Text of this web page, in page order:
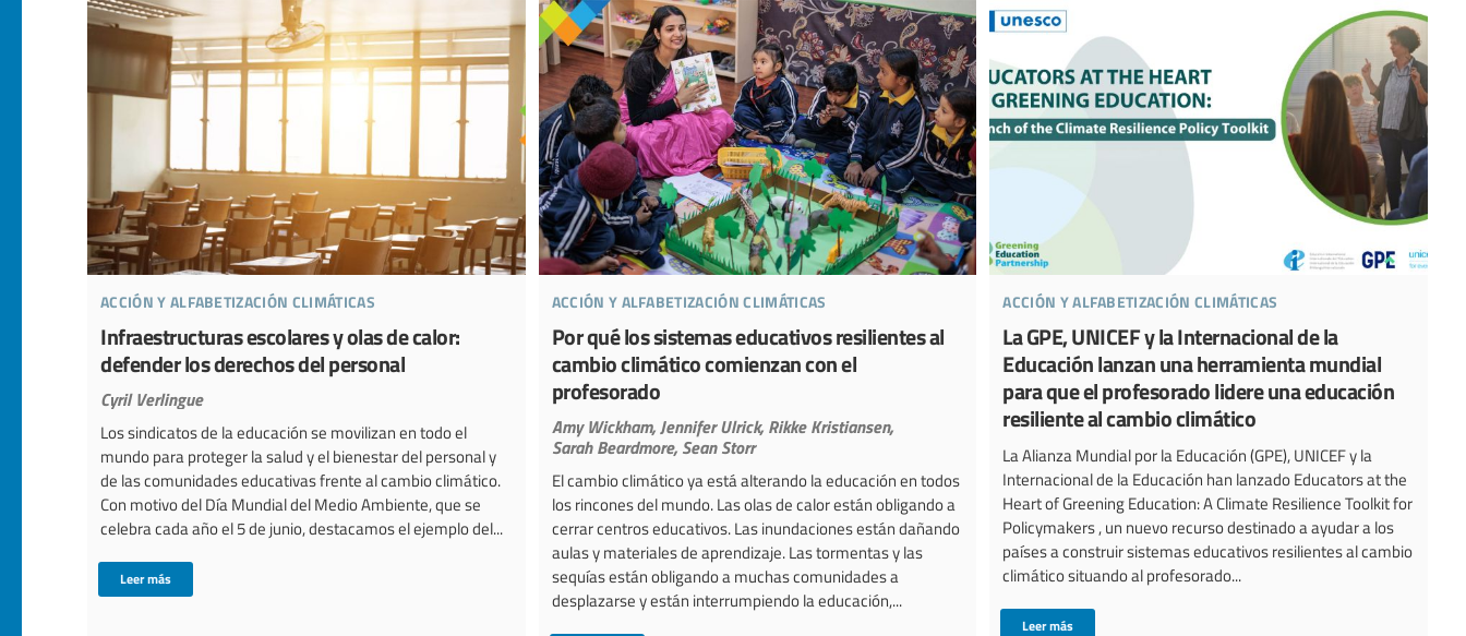
acción y alfabetización climáticas
Infraestructuras escolares y olas de calor:
defender los derechos del personal
Cyril Verlingue
Los sindicatos de la educación se movilizan en todo el
mundo para proteger la salud y el bienestar del personal y
de las comunidades educativas frente al cambio climático.
Con motivo del Día Mundial del Medio Ambiente, que se
celebra cada año el 5 de junio, destacamos el ejemplo del...
Leer más
acción y alfabetización climáticas
Por qué los sistemas educativos resilientes al
cambio climático comienzan con el
profesorado
Amy Wickham,Jennifer Ulrick, Rikke Kristiansen,
Sarah Beardmore, Sean Storr
El cambio climático ya está alterando la educación en todos
los rincones del mundo. Las olas de calor están obligando a
cerrar centros educativos. Las inundaciones están dañando
aulas y materiales de aprendizaje. Las tormentas y las
sequías están obligando a muchas comunidades a
desplazarse y están interrumpiendo la educación,...
acción y alfabetización climáticas
La GPE, UNICEF y la Internacional de la
Educación lanzan una herramienta mundial
para que el profesorado lidere una educación
resiliente al cambio climático
La Alianza Mundial por la Educación (GPE), UNICEF y la
Internacional de la Educación han lanzado Educators at the
Heart of Greening Education: A Climate Resilience Toolkit for
Policymakers , un nuevo recurso destinado a ayudar a los
países a construir sistemas educativos resilientes al cambio
climático situando al profesorado...
Leer más